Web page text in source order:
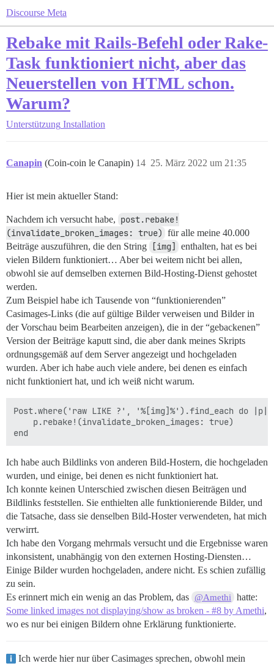
Discourse Meta
Rebake mit Rails-Befehl oder Rake-
Task funktioniert nicht, aber das
Neuerstellen von HTML schon.
Warum?
Unterstützung Installation
Canapin (Coin-coin le Canapin) 25. März 2022 um 21:35
14
Hier ist mein aktueller Stand:
Nachdem ich versucht habe, post.rebake!
(invalidate_broken_images: true) für alle meine 40.000
Beiträge auszuführen, die den String
[img]
enthalten, hat es bei
vielen Bildern funktioniert… Aber bei weitem nicht bei allen,
obwohl sie auf demselben externen Bild-Hosting-Dienst gehostet
werden.
Zum Beispiel habe ich Tausende von “funktionierenden”
Casimages-Links (die auf gültige Bilder verweisen und Bilder in
der Vorschau beim Bearbeiten anzeigen), die in der “gebackenen”
Version der Beiträge kaputt sind, die aber dank meines Skripts
ordnungsgemäß auf dem Server angezeigt und hochgeladen
wurden. Aber ich habe auch viele andere, bei denen es einfach
nicht funktioniert hat, und ich weiß nicht warum.
Post.where('raw LIKE ?', '%[img]%').find_each do |p|
    p.rebake!(invalidate_broken_images: true)
Ich habe auch Bildlinks von anderen Bild-Hostern, die hochgeladen
wurden, und einige, bei denen es nicht funktioniert hat.
Ich konnte keinen Unterschied zwischen diesen Beiträgen und
Bildlinks feststellen. Sie enthielten alle funktionierende Bilder, und
die Tatsache, dass sie denselben Bild-Hoster verwendeten, hat mich
verwirrt.
Ich habe den Vorgang mehrmals versucht und die Ergebnisse waren
inkonsistent, unabhängig von den externen Hosting-Diensten…
Einige Bilder wurden hochgeladen, andere nicht. Es schien zufällig
zu sein.
Es erinnert mich ein wenig an das Problem, das @Amethi
hatte:
Some linked images not displaying/show as broken - #8 by Amethi,
wo es nur bei einigen Bildern ohne Erklärung funktionierte.
Ich werde hier nur über Casimages sprechen, obwohl mein